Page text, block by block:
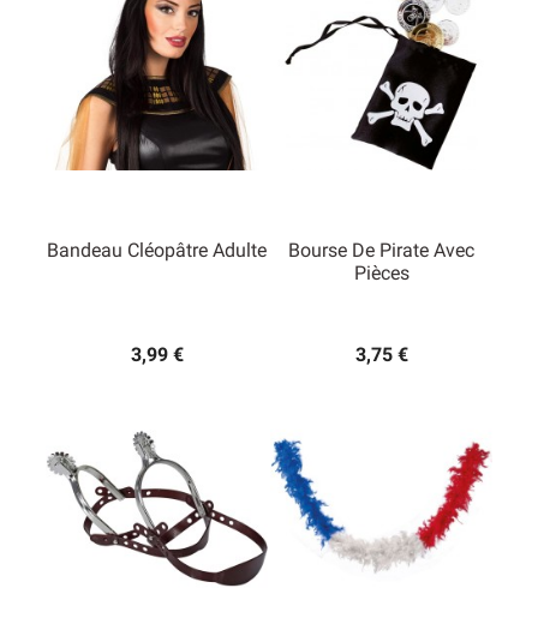
Bandeau Cléopâtre Adulte
3,99 €
Bourse De Pirate Avec
Pièces
3,75 €